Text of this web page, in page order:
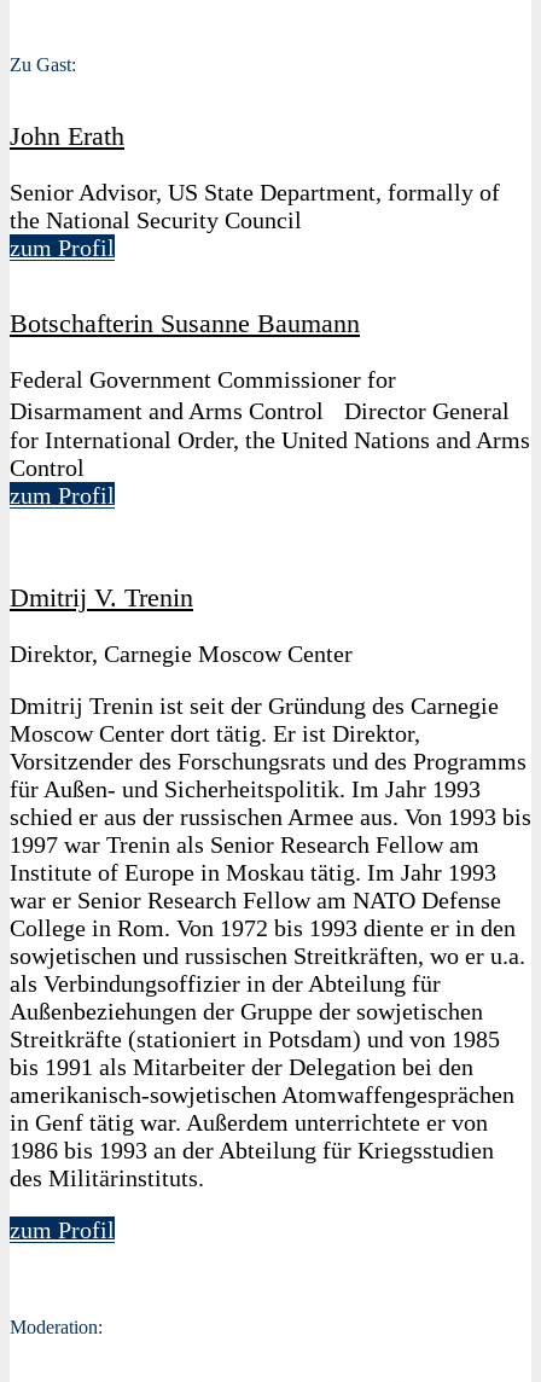
Zu Gast:
John Erath
Senior Advisor, US State Department, formally of
the National Security Council
zum Profil
Botschafterin Susanne Baumann
Federal Government Commissioner for
Disarmament and Arms Control Director General
for International Order, the United Nations and Arms
Control
zum Profil
Dmitrij V. Trenin
Direktor, Carnegie Moscow Center
Dmitrij Trenin ist seit der Gründung des Carnegie
Moscow Center dort tätig. Er ist Direktor,
Vorsitzender des Forschungsrats und des Programms
für Außen- und Sicherheitspolitik. Im Jahr 1993
schied er aus der russischen Armee aus. Von 1993 bis
1997 war Trenin als Senior Research Fellow am
Institute of Europe in Moskau tätig. Im Jahr 1993
war er Senior Research Fellow am NATO Defense
College in Rom. Von 1972 bis 1993 diente er in den
sowjetischen und russischen Streitkräften, wo er u.a.
als Verbindungsoffizier in der Abteilung für
Außenbeziehungen der Gruppe der sowjetischen
Streitkräfte (stationiert in Potsdam) und von 1985
bis 1991 als Mitarbeiter der Delegation bei den
amerikanisch-sowjetischen Atomwaffengesprächen
in Genf tätig war. Außerdem unterrichtete er von
1986 bis 1993 an der Abteilung für Kriegsstudien
des Militärinstituts.
zum Profil
Moderation: